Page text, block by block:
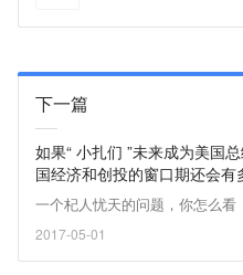
下一篇
如果“ 小扎们 ”未来成为美国
国经济和创投的窗口期还会有
一个杞人忧天的问题，你怎么看
2017-05-01